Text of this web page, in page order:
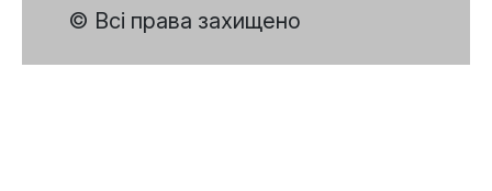
© Всі права захищено